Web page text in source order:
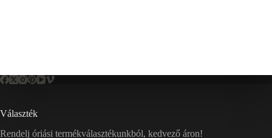
Választék
Rendelj óriási termékválasztékunkból, kedvező áron!